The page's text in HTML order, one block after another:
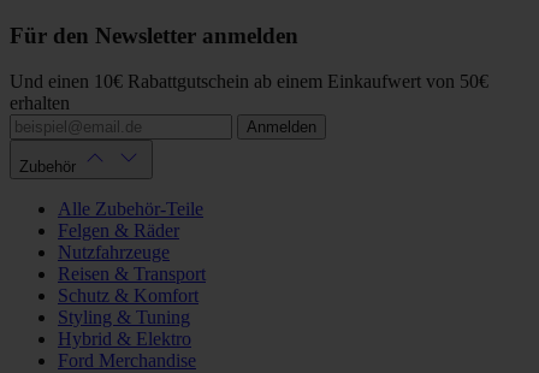
Für den Newsletter anmelden
Und einen 10€ Rabattgutschein ab einem Einkaufwert von 50€
erhalten
Anmelden
Zubehör
Alle Zubehör-Teile
Felgen & Räder
Nutzfahrzeuge
Reisen & Transport
Schutz & Komfort
Styling & Tuning
Hybrid & Elektro
Ford Merchandise